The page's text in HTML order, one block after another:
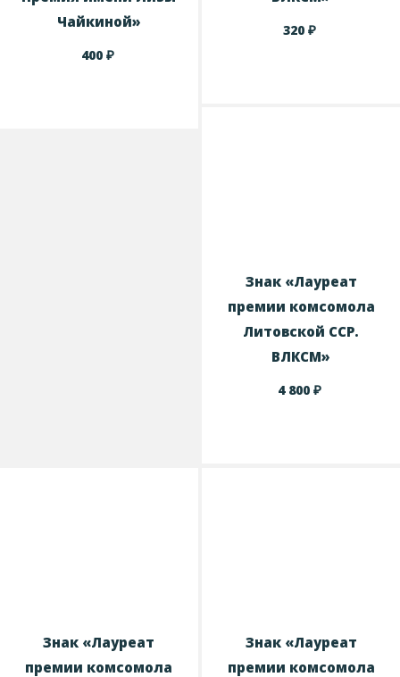
Чайкиной»
400 ₽
320₽
Знак «Лауреат
премии комсомола
Литовской ССР.
ВЛКСМ»
4 800₽
Знак «Лауреат
премии комсомола
Знак «Лауреат
премии комсомола